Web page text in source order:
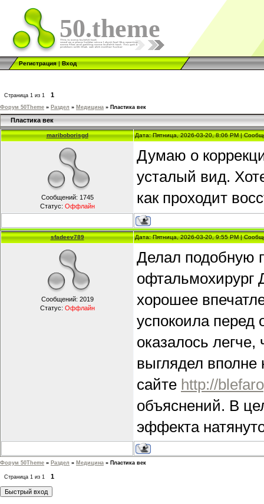
50.theme
Регистрация|Вход
Страница 1 из 1 1
Форум 50Theme » Раздел » Медицина » Пластика век
Пластика век
mariboborisgd Дата: Пятница, 2026-03-20, 8:06 PM |
Сообщений: 1745
Статус: Оффлайн
Думаю о
усталый вид.
как проходит
sfadeev789 Дата: Пятница, 2026-03-20, 9:55 PM |
Сообщений: 2019
Статус: Оффлайн
Делал подобную
офтальмохирург
хорошее
успокоила перед
оказалось
выглядел
сайте http://
объяснений. В
эффекта
Форум 50Theme » Раздел » Медицина » Пластика век
Страница 1 из 1 1